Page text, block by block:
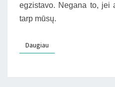
egzistavo. Negana to, jei
tarp mūsų.
Daugiau